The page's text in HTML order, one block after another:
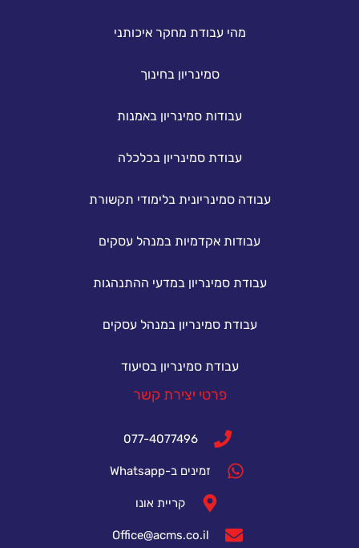
מהי עבודת מחקר איכותני
סמינריון בחינוך
עבודות סמינריון באמנות
עבודת סמינריון בכלכלה
עבודה סמינריונית בלימודי תקשורת
עבודות אקדמיות במנהל עסקים
עבודת סמינריון במדעי ההתנהגות
עבודת סמינריון במנהל עסקים
עבודת סמינריון בסיעוד
פרטי יצירת קשר
077-4077496
זמינים ב-Whatsapp
קריית אונו
Office@acms.co.il